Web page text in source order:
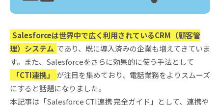
Salesforceは世界中で広く利用されているCRM（顧客管
理）システム であり、既に導入済みの企業も増えてきていま
す。また、Salesforceをさらに効果的に使う手法として
「CTI連携」
が注目を集めており、電話業務をよりスムーズ
にすると話題になりました。
本記事は「Salesforce CTI連携 完全ガイド」として、連携や